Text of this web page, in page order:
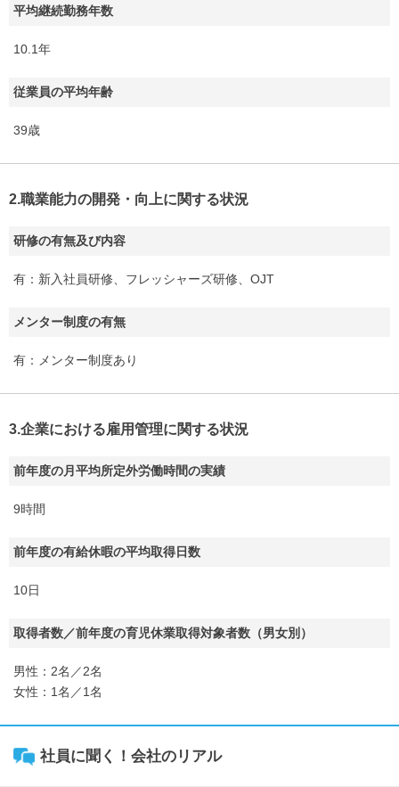
平均継続勤務年数
10.1年
従業員の平均年齢
39歳
2.職業能力の開発・向上に関する状況
研修の有無及び内容
有：新入社員研修、フレッシャーズ研修、OJT
メンター制度の有無
有：メンター制度あり
3.企業における雇用管理に関する状況
前年度の月平均所定外労働時間の実績
9時間
前年度の有給休暇の平均取得日数
10日
取得者数／前年度の育児休業取得対象者数（男女別）
男性：2名／2名
女性：1名／1名
社員に聞く！会社のリアル